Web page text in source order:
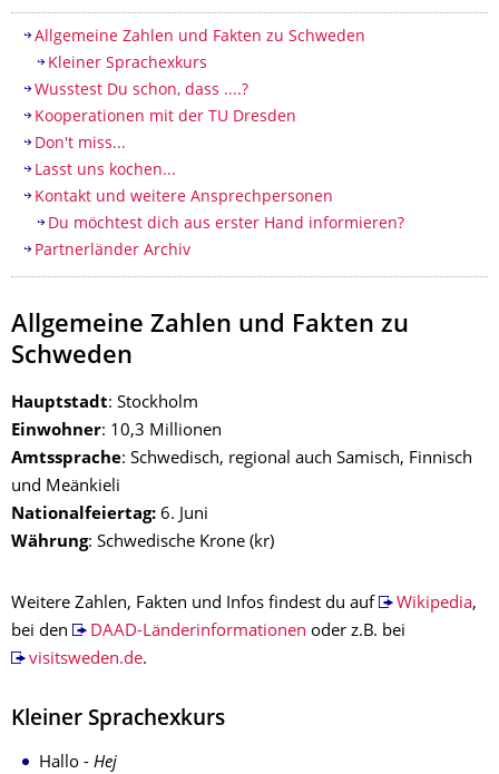
Inhaltsverzeichnis
Allgemeine Zahlen und Fakten zu Schweden
Kleiner Sprachexkurs
Wusstest Du schon, dass ....?
Kooperationen mit der TU Dresden
Don't miss...
Lasst uns kochen...
Kontakt und weitere Ansprechpersonen
Du möchtest dich aus erster Hand informieren?
Partnerländer Archiv
Allgemeine Zahlen und Fakten zu
Schweden
Hauptstadt: Stockholm
Einwohner: 10,3 Millionen
Amtssprache: Schwedisch, regional auch Samisch, Finnisch
und Meänkieli
Nationalfeiertag: 6. Juni
Währung: Schwedische Krone (kr)
Weitere Zahlen, Fakten und Infos findest du auf Wikipedia,
bei den
DAAD-Länderinformationen oder z.B. bei
visitsweden.de.
Kleiner Sprachexkurs
Hallo - Hej